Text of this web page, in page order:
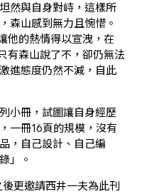
然與自身對峙，這樣所
森山感到無力且惋惜。
他的熱情得以宣洩，在
有森山說了不，卻仍無法
進態度仍然不減，自此
小冊，試圖讓自身經歷
一冊16頁的規模，沒有
，自己設計、自己編
」。
更邀請西井一夫為此刊